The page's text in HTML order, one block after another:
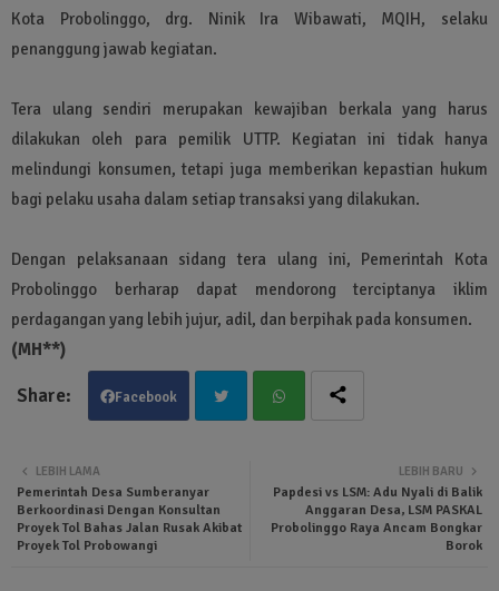
Kota Probolinggo, drg. Ninik Ira Wibawati, MQIH, selaku
penanggung jawab kegiatan.
Tera ulang sendiri merupakan kewajiban berkala yang harus
dilakukan oleh para pemilik UTTP. Kegiatan ini tidak hanya
melindungi konsumen, tetapi juga memberikan kepastian hukum
bagi pelaku usaha dalam setiap transaksi yang dilakukan.
Dengan pelaksanaan sidang tera ulang ini, Pemerintah Kota
Probolinggo berharap dapat mendorong terciptanya iklim
perdagangan yang lebih jujur, adil, dan berpihak pada konsumen.
(MH**)
Facebook
tsa
LEBIH BARU
Papdesi vs LSM: Adu Nyali di Balik
Anggaran Desa, LSM PASKAL
Probolinggo Raya Ancam Bongkar
Borok
LEBIH LAMA
Pemerintah Desa Sumberanyar
Berkoordinasi Dengan Konsultan
Proyek Tol Bahas Jalan Rusak Akibat
Proyek Tol Probowangi